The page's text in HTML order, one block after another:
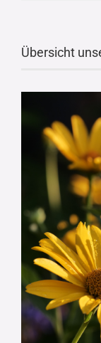
Übersicht